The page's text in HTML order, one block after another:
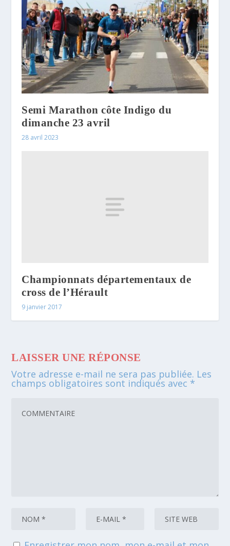
Semi Marathon côte Indigo du
dimanche 23 avril
28 avril 2023
Championnats départementaux de
cross de l’Hérault
9 janvier 2017
LAISSER UNE RÉPONSE
Votre adresse e-mail ne sera pas publiée. Les
champs obligatoires sont indiqués avec *